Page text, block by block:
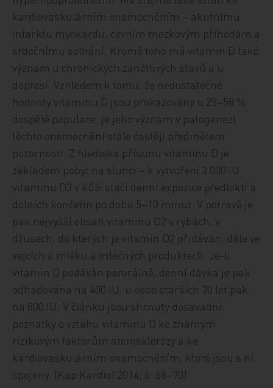
kardiovaskulárním onemocněním – akutnímu
infarktu myokardu, cévním mozkovým příhodám a
srdečnímu selhání. Kromě toho má vitamin D také
význam u chronických zánětlivých stavů a u
depresí. Vzhledem k tomu, že nedostatečné
hodnoty vitaminu D jsou prokazovány u 25–58 %
dospělé populace, je jeho význam v patogenezi
těchto onemocnění stále častěji předmětem
pozornosti. Z hlediska přísunu vitaminu D je
základem pobyt na slunci – k vytvoření 3 000 IU
vitaminu D3 v kůži stačí denní expozice předloktí a
dolních končetin po dobu 5–10 minut. V potravě je
pak nejvyšší obsah vitaminu D2 v rybách, v
džusech, do kterých je vitamin D2 přidáván, dále ve
vejcích a mléku a mléčných produktech. Je-li
vitamin D podáván perorálně, denní dávka je pak
odhadována na 400 IU, u osob starších 70 let pak
na 800 IU. V článku jsou shrnuty dosavadní
poznatky o vztahu vitaminu D ke známým
rizikovým faktorům aterosklerózy a ke
kardiovaskulárním onemocněním, které jsou s ní
spojeny. (Kap Kardiol 2014; 6: 68–70)